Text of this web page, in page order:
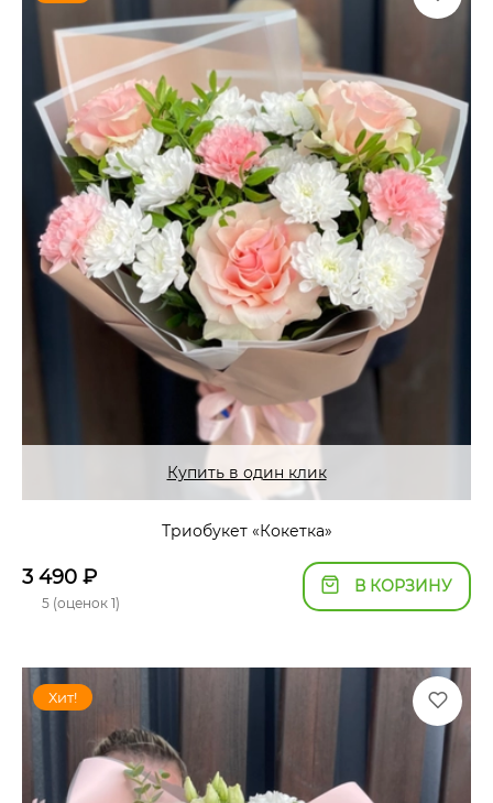
Купить в один клик
Триобукет «Кокетка»
3 490 ₽
5 (оценок 1)
В КОРЗИНУ
Хит!